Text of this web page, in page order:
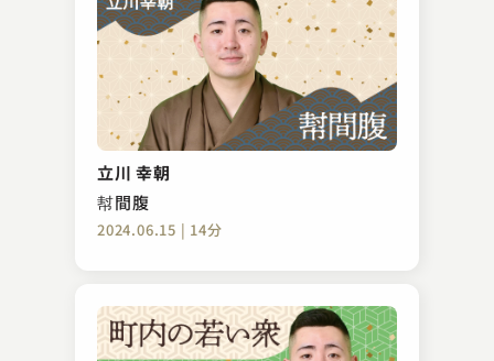
立川 幸朝
幇間腹
2024.06.15 | 14分
金原亭 馬生
稽古屋
2023.04.30 | 15分